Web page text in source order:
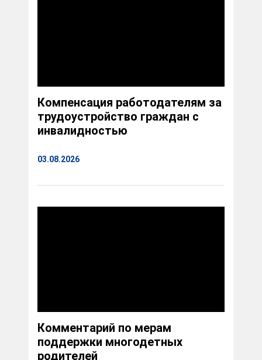
Компенсация работодателям за
трудоустройство граждан с
инвалидностью
03.08.2026
Комментарий по мерам
поддержки многодетных
родителей